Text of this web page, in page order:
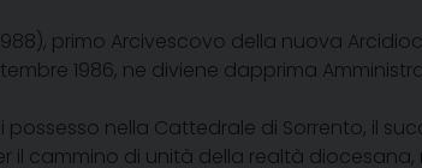
primo Arcivescovo della nuova
1986, ne diviene dapprima
nella Cattedrale di Sorrento, il
il cammino di unità della realtà